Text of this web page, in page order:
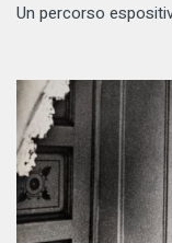
Un percorso